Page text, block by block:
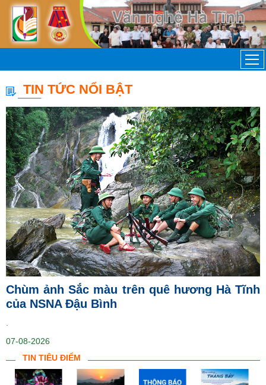
TIN TỨC NỔI BẬT
Chùm ảnh Sắc màu trên quê hương Hà Tĩnh
của NSNA Đậu Bình
07-08-2026
TIN TIÊU ĐIỂM